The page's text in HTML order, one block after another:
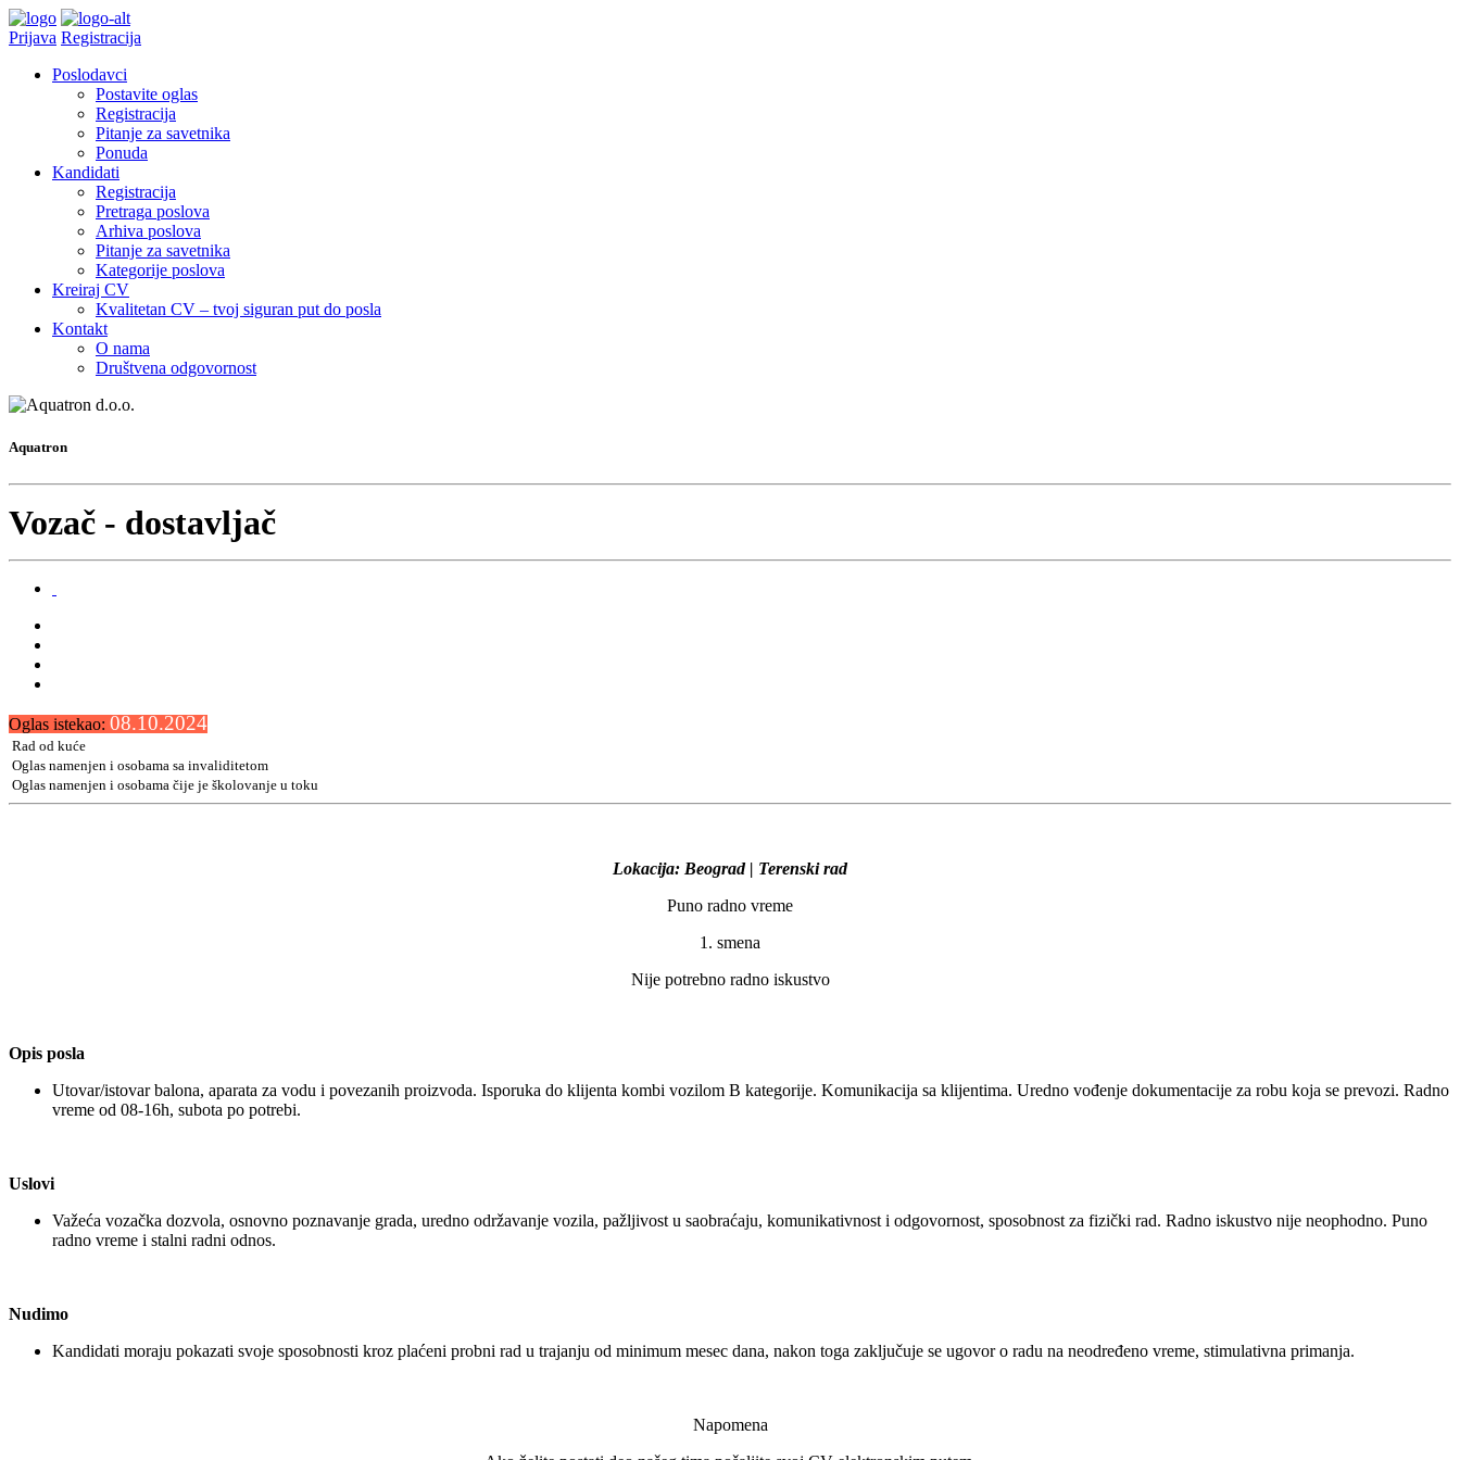
Prijava Registracija
Poslodavci
Postavite oglas
Registracija
Pitanje za savetnika
Ponuda
Kandidati
Registracija
Pretraga poslova
Arhiva poslova
Pitanje za savetnika
Kategorije poslova
Kreiraj CV
Kvalitetan CV – tvoj siguran put do posla
Kontakt
O nama
Društvena odgovornost
Aquatron
Vozač - dostavljač
Oglas istekao: 08.10.2024
Rad od kuće
Oglas namenjen i osobama sa invaliditetom
Oglas namenjen i osobama čije je školovanje u toku
Lokacija: Beograd | Terenski rad
Puno radno vreme
1. smena
Nije potrebno radno iskustvo
Opis posla
Utovar/istovar balona, aparata za vodu i povezanih proizvoda. Isporuka do klijenta kombi vozilom B kategorije. Komunikacija sa klijentima. Uredno vođenje dokumentacije za robu koja se prevozi. Radno
vreme od 08-16h, subota po potrebi.
Uslovi
Važeća vozačka dozvola, osnovno poznavanje grada, uredno održavanje vozila, pažljivost u saobraćaju, komunikativnost i odgovornost, sposobnost za fizički rad. Radno iskustvo nije neophodno. Puno
radno vreme i stalni radni odnos.
Nudimo
Kandidati moraju pokazati svoje sposobnosti kroz plaćeni probni rad u trajanju od minimum mesec dana, nakon toga zaključuje se ugovor o radu na neodređeno vreme, stimulativna primanja.
Napomena